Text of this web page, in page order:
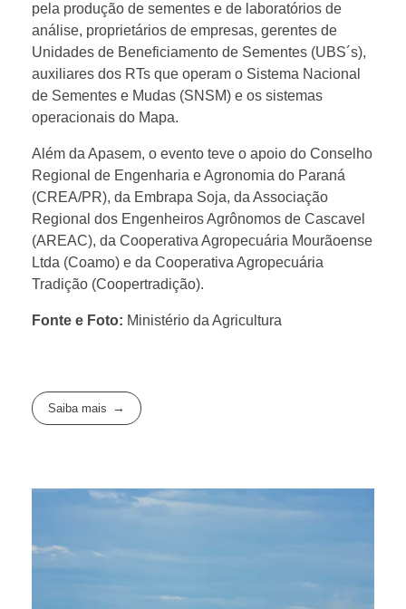
pela produção de sementes e de laboratórios de
análise, proprietários de empresas, gerentes de
Unidades de Beneficiamento de Sementes (UBS´s),
auxiliares dos RTs que operam o Sistema Nacional
de Sementes e Mudas (SNSM) e os sistemas
operacionais do Mapa.
Além da Apasem, o evento teve o apoio do Conselho
Regional de Engenharia e Agronomia do Paraná
(CREA/PR), da Embrapa Soja, da Associação
Regional dos Engenheiros Agrônomos de Cascavel
(AREAC), da Cooperativa Agropecuária Mourãoense
Ltda (Coamo) e da Cooperativa Agropecuária
Tradição (Coopertradição).
Fonte e Foto: Ministério da Agricultura
Saiba mais